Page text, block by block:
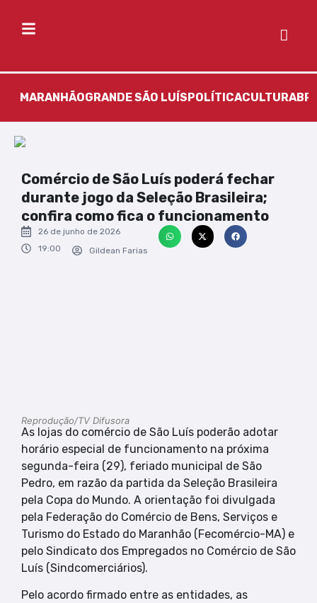
MARANHÃOGRANDE SÃO LUÍSPOLÍTICACULTURA
Comércio de São Luís poderá fechar
durante jogo da Seleção Brasileira;
confira como fica o funcionamento
26 de junho de 2026
19:00
Gildean Farias
Reprodução/TV Difusora
As lojas do comércio de São Luís poderão adotar
horário especial de funcionamento na próxima
segunda-feira (29), feriado municipal de São
Pedro, em razão da partida da Seleção Brasileira
pela Copa do Mundo. A orientação foi divulgada
pela Federação do Comércio de Bens, Serviços e
Turismo do Estado do Maranhão (Fecomércio-MA) e
pelo Sindicato dos Empregados no Comércio de São
Luís (Sindcomerciários).
Pelo acordo firmado entre as entidades, as